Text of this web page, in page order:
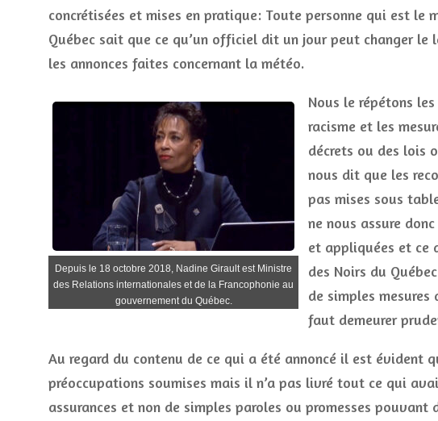
concrétisées et mises en pratique: Toute personne qui est le
Québec sait que ce qu’un officiel dit un jour peut changer
les annonces faites concernant la météo.
Depuis le 18 octobre 2018, Nadine Girault est Ministre
des Relations internationales et de la Francophonie au
gouvernement du Québec.
Nous le répétons
racisme et les
décrets ou des lois
nous dit que les
pas mises sous
ne nous assure
et appliquées et ce
des Noirs du
de simples
faut demeurer
Au regard du contenu de ce qui a été annoncé il est évident
préoccupations soumises mais il n’a pas livré tout ce qui
assurances et non de simples paroles ou promesses